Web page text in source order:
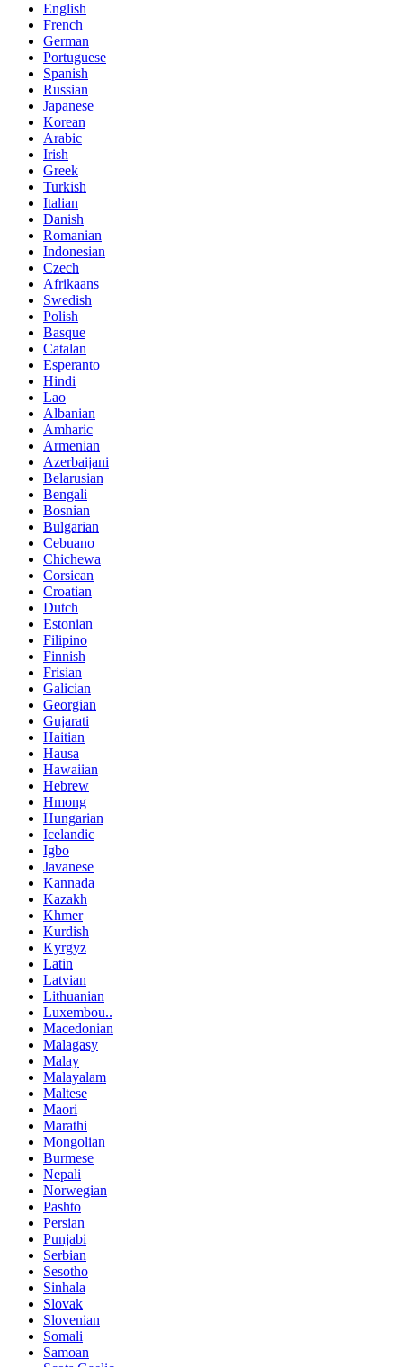
English
French
German
Portuguese
Spanish
Russian
Japanese
Korean
Arabic
Irish
Greek
Turkish
Italian
Danish
Romanian
Indonesian
Czech
Afrikaans
Swedish
Polish
Basque
Catalan
Esperanto
Hindi
Lao
Albanian
Amharic
Armenian
Azerbaijani
Belarusian
Bengali
Bosnian
Bulgarian
Cebuano
Chichewa
Corsican
Croatian
Dutch
Estonian
Filipino
Finnish
Frisian
Galician
Georgian
Gujarati
Haitian
Hausa
Hawaiian
Hebrew
Hmong
Hungarian
Icelandic
Igbo
Javanese
Kannada
Kazakh
Khmer
Kurdish
Kyrgyz
Latin
Latvian
Lithuanian
Luxembou..
Macedonian
Malagasy
Malay
Malayalam
Maltese
Maori
Marathi
Mongolian
Burmese
Nepali
Norwegian
Pashto
Persian
Punjabi
Serbian
Sesotho
Sinhala
Slovak
Slovenian
Somali
Samoan